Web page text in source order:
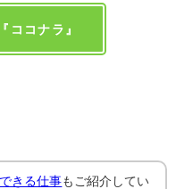
ココナラ』
きる仕事もご紹介してい